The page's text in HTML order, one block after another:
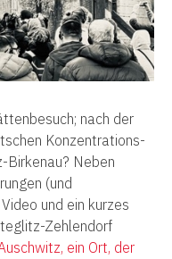
nach der
Konzentrations-
Birkenau? Neben
(und
und ein kurzes
Zehlendorf
ein Ort, der